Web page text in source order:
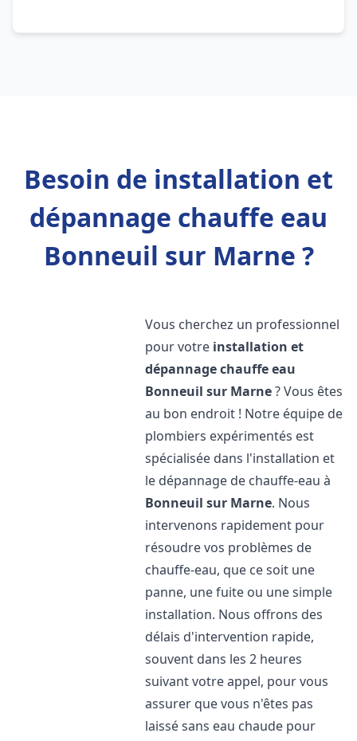
Besoin de installation et
dépannage chauffe eau
Bonneuil sur Marne ?
Vous cherchez un professionnel
pour votre installation et
dépannage chauffe eau
Bonneuil sur Marne? Vous êtes
au bon endroit ! Notre équipe de
plombiers expérimentés est
spécialisée dans l'installation et
le dépannage de chauffe-eau à
Bonneuil sur Marne. Nous
intervenons rapidement pour
résoudre vos problèmes de
chauffe-eau, que ce soit une
panne, une fuite ou une simple
installation. Nous offrons des
délais d'intervention rapide,
souvent dans les 2 heures
suivant votre appel, pour vous
assurer que vous n'êtes pas
laissé sans eau chaude pour